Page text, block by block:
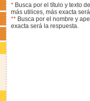
* Busca por el título y texto
más utilices, más exacta
** Busca por el nombre y
exacta será la respuesta.